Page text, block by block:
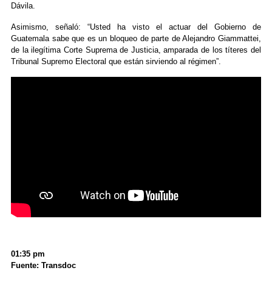
Dávila.
Asimismo, señaló: “Usted ha visto el actuar del Gobierno de
Guatemala sabe que es un bloqueo de parte de Alejandro Giammattei,
de la ilegítima Corte Suprema de Justicia, amparada de los títeres del
Tribunal Supremo Electoral que están sirviendo al régimen”.
01:35 pm
Fuente: Transdoc